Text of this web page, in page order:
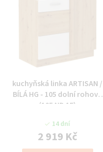
kuchyňská linka ARTISAN /
BÍLÁ HG - 105 dolní rohová
(105 ND 1F)
14 dní
2 919 Kč